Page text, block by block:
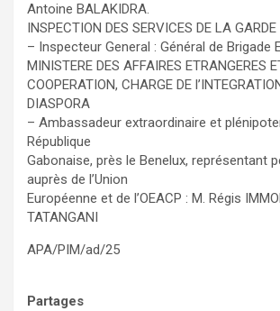
Antoine BALAKIDRA.
INSPECTION DES SERVICES DE LA
– Inspecteur General : Général de Brigade
MINISTERE DES AFFAIRES ETRANGERES
COOPERATION, CHARGE DE
DIASPORA
– Ambassadeur extraordinaire et
République
Gabonaise, près le Benelux, représentant
auprès de l’Union
Européenne et de l’OEACP : M. Régis
TATANGANI
APA/PIM/ad/25
Partages